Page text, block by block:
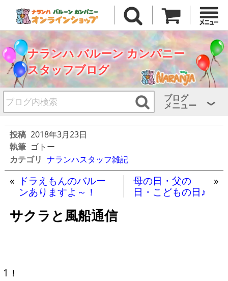
ナランハ バルーン カンパニー
スタッフブログ
ブログ
メニュー
投稿 2018年3月23日
執筆 ゴトー
カテゴリ ナランハスタッフ雑記
«
ドラえもんのバルー
ンありますよ～！
母の日・父の
日・こどもの日♪
»
サクラと風船通信
1！